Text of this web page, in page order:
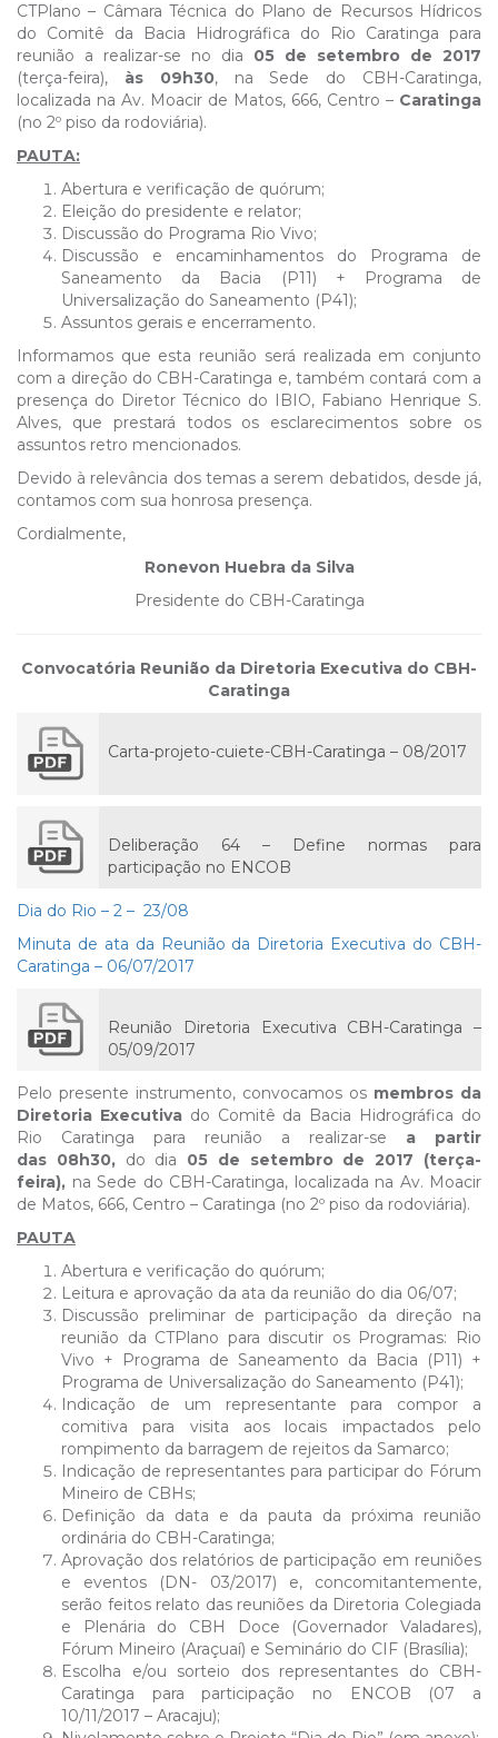
CTPlano – Câmara Técnica do Plano de Recursos Hídricos
do Comitê da Bacia Hidrográfica do Rio Caratinga para
reunião a realizar-se no dia 05 de setembro de 2017
(terça-feira), às 09h30, na Sede do CBH-Caratinga,
localizada na Av. Moacir de Matos, 666, Centro – Caratinga
(no 2º piso da rodoviária).
PAUTA:
Abertura e verificação de quórum;
Eleição do presidente e relator;
Discussão do Programa Rio Vivo;
Discussão e encaminhamentos do Programa de
Saneamento da Bacia (P11) + Programa de
Universalização do Saneamento (P41);
Assuntos gerais e encerramento.
Informamos que esta reunião será realizada em conjunto
com a direção do CBH-Caratinga e, também contará com a
presença do Diretor Técnico do IBIO, Fabiano Henrique S.
Alves, que prestará todos os esclarecimentos sobre os
assuntos retro mencionados.
Devido à relevância dos temas a serem debatidos, desde já,
contamos com sua honrosa presença.
Cordialmente,
Ronevon Huebra da Silva
Presidente do CBH-Caratinga
Convocatória Reunião da Diretoria Executiva do CBH-
Caratinga
Carta-projeto-cuiete-CBH-Caratinga – 08/2017
Deliberação 64 – Define normas para
participação no ENCOB
Dia do Rio – 2 – 23/08
Minuta de ata da Reunião da Diretoria Executiva do CBH-
Caratinga – 06/07/2017
Reunião Diretoria Executiva CBH-Caratinga –
05/09/2017
Pelo presente instrumento, convocamos os membros da
Diretoria Executivado Comitê da Bacia Hidrográfica do
Rio Caratinga para reunião a realizar-se a partir
das 08h30, do dia 05 de setembro de 2017 (terça-
feira), na Sede do CBH-Caratinga, localizada na Av. Moacir
de Matos, 666, Centro – Caratinga (no 2º piso da rodoviária).
PAUTA
Abertura e verificação do quórum;
Leitura e aprovação da ata da reunião do dia 06/07;
Discussão preliminar de participação da direção na
reunião da CTPlano para discutir os Programas: Rio
Vivo + Programa de Saneamento da Bacia (P11) +
Programa de Universalização do Saneamento (P41);
Indicação de um representante para compor a
comitiva para visita aos locais impactados pelo
rompimento da barragem de rejeitos da Samarco;
Indicação de representantes para participar do Fórum
Mineiro de CBHs;
Definição da data e da pauta da próxima reunião
ordinária do CBH-Caratinga;
Aprovação dos relatórios de participação em reuniões
e eventos (DN- 03/2017) e, concomitantemente,
serão feitos relato das reuniões da Diretoria Colegiada
e Plenária do CBH Doce (Governador Valadares),
Fórum Mineiro (Araçuaí) e Seminário do CIF (Brasília);
Escolha e/ou sorteio dos representantes do CBH-
Caratinga para participação no ENCOB (07 a
10/11/2017 – Aracaju);